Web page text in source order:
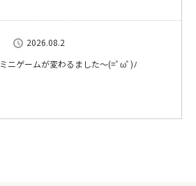
2026.08.2
ミニゲームが変わるました～(=ﾟωﾟ)ﾉ